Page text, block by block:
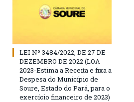
LEI Nº 3484/2022, DE 27 DE
DEZEMBRO DE 2022 (LOA
2023-Estima a Receita e fixa a
Despesa do Município de
Soure, Estado do Pará, para o
exercício financeiro de 2023)